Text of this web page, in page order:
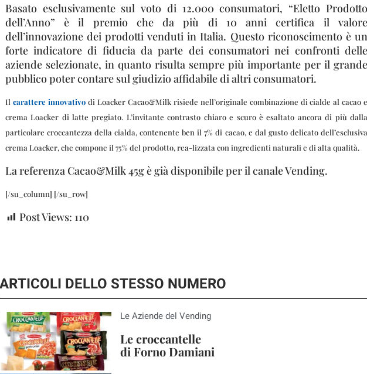
Basato esclusivamente sul voto di 12.000 consumatori, “Eletto Prodotto
dell’Anno” è il premio che da più di 10 anni certifica il valore
dell’innovazione dei prodotti venduti in Italia. Questo riconoscimento è un
forte indicatore di fiducia da parte dei consumatori nei confronti delle
aziende selezionate, in quanto risulta sempre più importante per il grande
pubblico poter contare sul giudizio affidabile di altri consumatori.
Il carattere innovativo di Loacker Cacao&Milk risiede nell’originale combinazione di cialde al cacao
crema Loacker di latte pregiato. L’invitante contrasto chiaro e scuro è esaltato ancora di più dalla
particolare croccantezza della cialda, contenente ben il 7% di cacao, e dal gusto delicato dell’esclusiva
crema Loacker, che compone il 75% del prodotto, rea-lizzata con ingredienti naturali e di alta qualità.
La referenza Cacao&Milk 45g è già disponibile per il canale Vending.
[/su_column] [/su_row]
Post Views: 110
ARTICOLI DELLO STESSO NUMERO
Le Aziende del Vending
Le croccantelle
di Forno Damiani